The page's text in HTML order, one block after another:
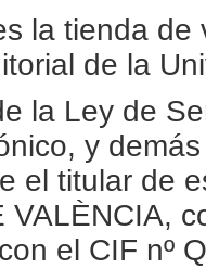
la tienda
de la
la Ley de
y
el titular de
VALÈNCIA,
el CIF nº